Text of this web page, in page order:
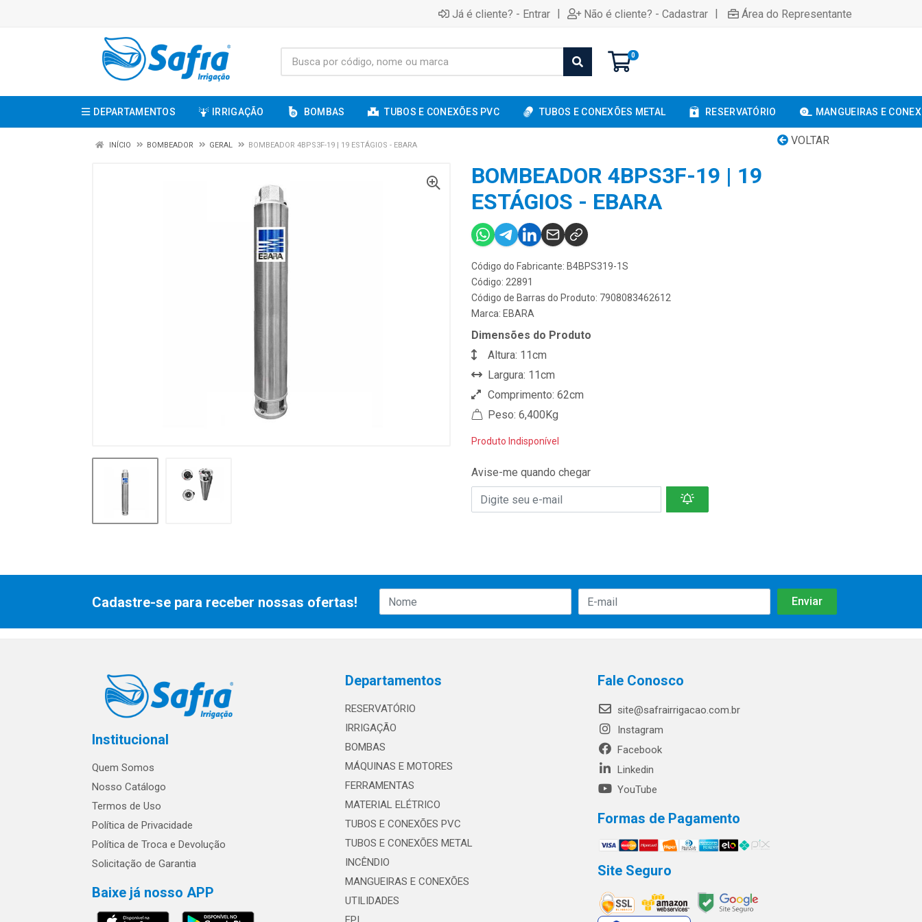
Já é cliente? - Entrar | Não é cliente? - Cadastrar | Área do Representante
0
DEPARTAMENTOS IRRIGAÇÃO BOMBAS TUBOS E CONEXÕES PVC TUBOS E CONEXÕES METAL RESERVATÓRIO MANGUEIRAS E
VOLTAR
INÍCIO BOMBEADOR GERAL BOMBEADOR 4BPS3F-19 | 19 ESTÁGIOS - EBARA
BOMBEADOR 4BPS3F-19 | 19
ESTÁGIOS - EBARA
Código do Fabricante: B4BPS319-1S
Código: 22891
Código de Barras do Produto: 7908083462612
Marca: EBARA
Dimensões do Produto
Altura: 11cm
Largura: 11cm
Comprimento: 62cm
Peso: 6,400Kg
Produto Indisponível
Avise-me quando chegar
Cadastre-se para receber nossas ofertas!
Institucional
Quem Somos
Nosso Catálogo
Termos de Uso
Política de Privacidade
Política de Troca e Devolução
Solicitação de Garantia
Baixe já nosso APP
Departamentos
RESERVATÓRIO
IRRIGAÇÃO
BOMBAS
MÁQUINAS E MOTORES
FERRAMENTAS
MATERIAL ELÉTRICO
TUBOS E CONEXÕES PVC
TUBOS E CONEXÕES METAL
INCÊNDIO
MANGUEIRAS E CONEXÕES
UTILIDADES
Fale Conosco
site@safrairrigacao.com.br
Instagram
Facebook
Linkedin
YouTube
Formas de Pagamento
Site Seguro